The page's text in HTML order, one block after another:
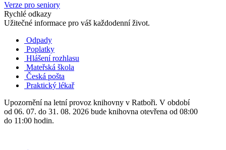
Verze pro seniory
Rychlé odkazy
Užitečné informace pro váš každodenní život.
Odpady
Poplatky
Hlášení rozhlasu
Mateřská škola
Česká pošta
Praktický lékař
Upozornění na letní provoz knihovny v Ratboři. V období
od 06. 07. do 31. 08. 2026 bude knihovna otevřena od 08:00
do 11:00 hodin.